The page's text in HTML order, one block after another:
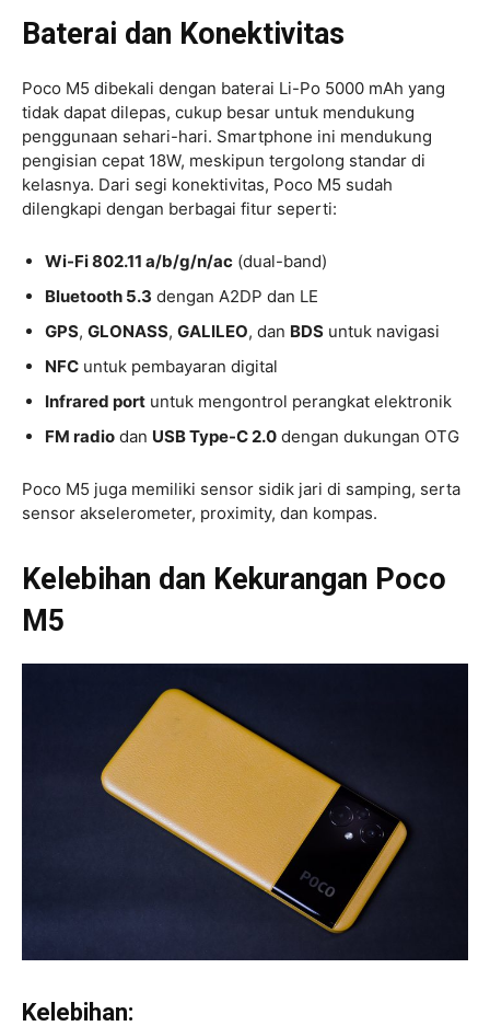
Baterai dan Konektivitas
Poco M5 dibekali dengan baterai Li-Po 5000 mAh yang
tidak dapat dilepas, cukup besar untuk mendukung
penggunaan sehari-hari. Smartphone ini mendukung
pengisian cepat 18W, meskipun tergolong standar di
kelasnya. Dari segi konektivitas, Poco M5 sudah
dilengkapi dengan berbagai fitur seperti:
Wi-Fi 802.11 a/b/g/n/ac (dual-band)
Bluetooth 5.3 dengan A2DP dan LE
GPS, GLONASS, GALILEO, dan BDS untuk navigasi
NFC untuk pembayaran digital
Infrared port untuk mengontrol perangkat elektronik
FM radio dan USB Type-C 2.0 dengan dukungan OTG
Poco M5 juga memiliki sensor sidik jari di samping, serta
sensor akselerometer, proximity, dan kompas.
Kelebihan dan Kekurangan Poco
M5
Kelebihan: